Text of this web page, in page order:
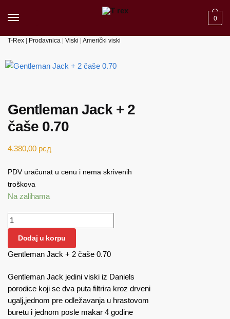
0
T-Rex Prodavnica Viski Američki viski
Gentleman Jack + 2
čaše 0.70
4.380,00 рсд
PDV uračunat u cenu i nema skrivenih
troškova
Na zalihama
Gentleman
Jack
2
0.70
količina
Dodaj u korpu
Gentleman Jack + 2 čaše 0.70
Gentleman Jack jedini viski iz Daniels
porodice koji se dva puta filtrira kroz drveni
ugalj,jednom pre odležavanja u hrastovom
buretu i jednom posle makar 4 godine